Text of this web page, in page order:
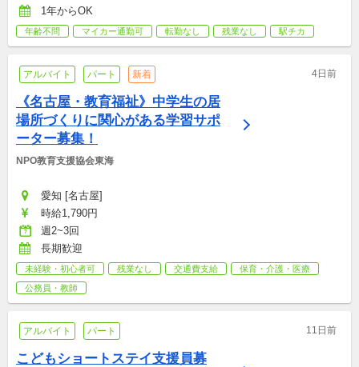
1年からOK
年齢不問 マイカー通勤可 転勤なし 残業なし 駅チカ
アルバイト パート 新着 4日前
《名古屋・教育福祉》中学生の居
場所づくりに関心がある学習サポ
ーター募集！
NPO教育支援協会東海
愛知 [名古屋]
時給1,790円
週2~3回
長期歓迎
未経験・初心者可 残業なし 交通費支給
保育・介護・医療
公務員・教師
アルバイト パート 11日前
こどもショートステイ支援員募